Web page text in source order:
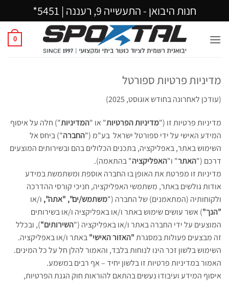
חנות היבואן - התעשייה 9, רעננה | 5451*
0
מדיניות פרטיות ספורטל
(עודכן לאחרונה בחודש אוגוסט, 2025)
מדיניות פרטיות זו ("מדיניות הפרטיות" או "המדיניות") חלה על איסוף
המידע האישי על ידי ספורטל ישראל בע"מ ("החברה") ביחס אל
השימוש באתר, באפליקציה, בתכנים הכלולים בהם ובשירותים המוצעים
דרכם ("האתר" ו"האפליקציה" בהתאמה).
מדיניות זו מפרטת את האופן בו החברה אוספת ומשתמשת במידע
אודות גולשים באתר, משתמשי האפליקציה, חניכי קורסי ההדרכה
ולקוחותיה (המתאמנים) של החברה ("משתמש/ים", "אתה", ו/או
"הנך") אשר עושים שימוש באתר ו/או באפליקציה ו/או בשירותים
המוצעים על ידי החברה באתר ו/או באפליקציה ("השירותים"), ובכלל
זה מבצעים פעולות במסגרת"האזור האישי"באתר ו/או באפליקציה.
השימוש בלשון זכר הינו לנוחות בלבד, והאמור להלן חל על כל המינים.
האמור במדיניות פרטיות זו בלשון יחיד – אף רבים במשמע.
איסוף המידע ועיבודו נעשים בהתאם להוראות חוק הגנת הפרטיות,